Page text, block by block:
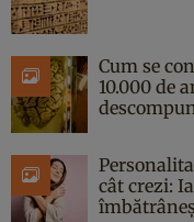
Cum se
10.000 de
cât crezi: